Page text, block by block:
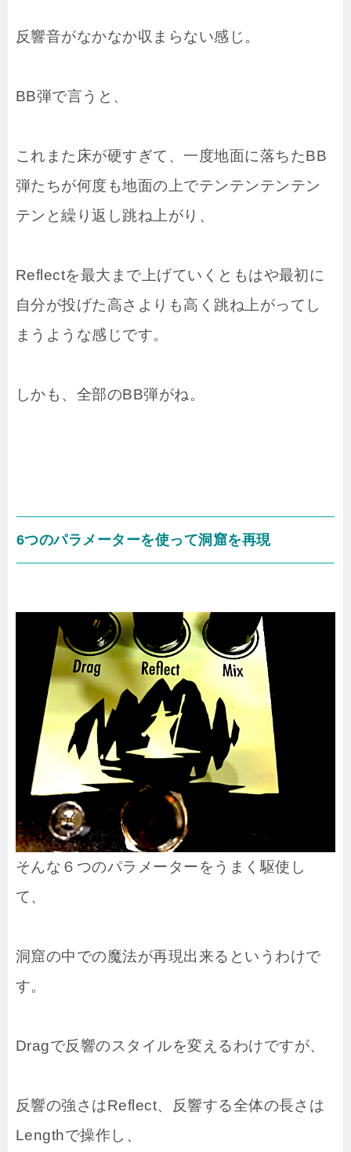
反響音がなかなか収まらない感じ。
BB弾で言うと、
これまた床が硬すぎて、一度地面に落ちたBB
弾たちが何度も地面の上でテンテンテンテン
テンと繰り返し跳ね上がり、
Reflectを最大まで上げていくともはや最初に
自分が投げた高さよりも高く跳ね上がってし
まうような感じです。
しかも、全部のBB弾がね。
6つのパラメーターを使って洞窟を再現
そんな６つのパラメーターをうまく駆使し
て、
洞窟の中での魔法が再現出来るというわけで
す。
Dragで反響のスタイルを変えるわけですが、
反響の強さはReflect、反響する全体の長さは
Lengthで操作し、